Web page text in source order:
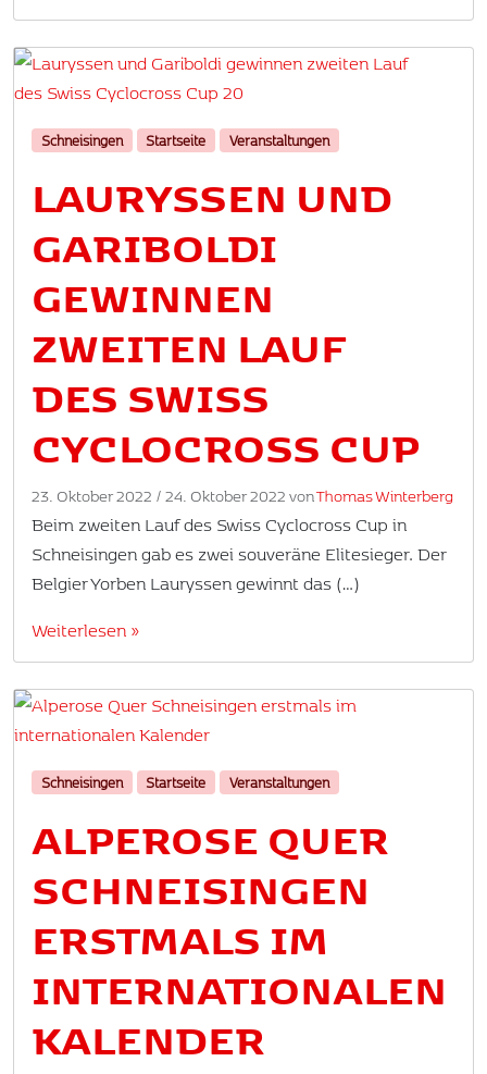
Schneisingen Startseite Veranstaltungen
LAURYSSEN UND
GARIBOLDI
GEWINNEN
ZWEITEN LAUF
DES SWISS
CYCLOCROSS CUP
23. Oktober 2022 / 24. Oktober 2022 vonThomas Winterberg
Beim zweiten Lauf des Swiss Cyclocross Cup in
Schneisingen gab es zwei souveräne Elitesieger. Der
Belgier Yorben Lauryssen gewinnt das (…)
Weiterlesen »
Schneisingen Startseite Veranstaltungen
ALPEROSE QUER
SCHNEISINGEN
ERSTMALS IM
INTERNATIONALEN
KALENDER